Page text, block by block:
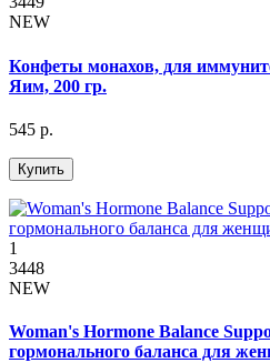
NEW
Конфеты монахов, для
Яим, 200 гр.
545 р.
Купить
1
3448
NEW
Woman's Hormone Balance
гормонального баланса для